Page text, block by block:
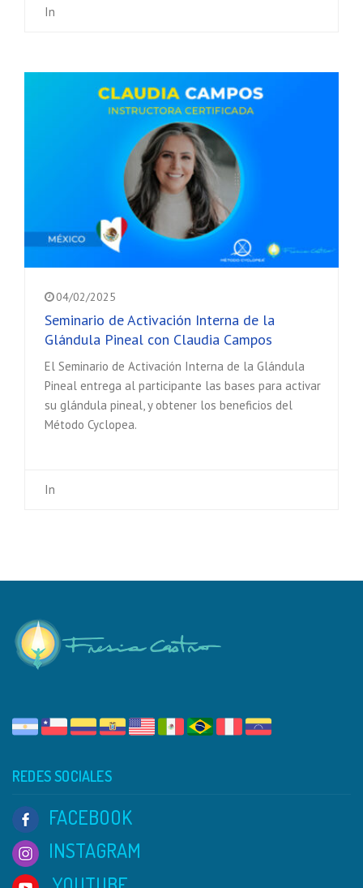
In
04/02/2025
Seminario de Activación Interna de la
Glándula Pineal con Claudia Campos
El Seminario de Activación Interna de la Glándula
Pineal entrega al participante las bases para activar
su glándula pineal, y obtener los beneficios del
Método Cyclopea.
In
REDES SOCIALES
FACEBOOK
INSTAGRAM